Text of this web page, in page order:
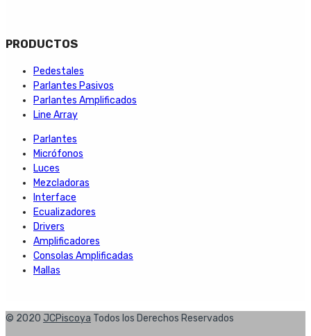
PRODUCTOS
Pedestales
Parlantes Pasivos
Parlantes Amplificados
Line Array
Parlantes
Micrófonos
Luces
Mezcladoras
Interface
Ecualizadores
Drivers
Amplificadores
Consolas Amplificadas
Mallas
© 2020 JCPiscoya Todos los Derechos Reservados